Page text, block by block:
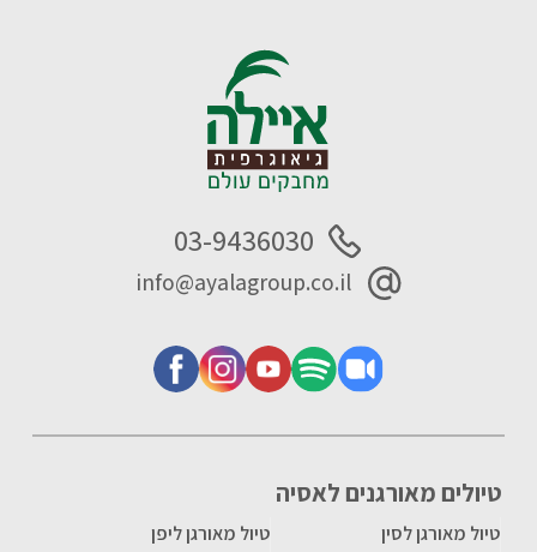
טיולים מאורגנים לאסיה
טיול מאורגן לסין
טיול מאורגן ליפן
03-9436030
info@ayalagroup.co.il